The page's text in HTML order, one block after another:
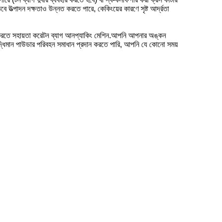
উত্পাদন দক্ষতাও উন্নত করতে পারে, কেকিংয়ের কারণে সৃষ্ট আর্দ্রতা
সহায়তা করেটন ব্যাগ আনপ্যাকিং মেশিন.আপনি আপনার অঙ্কন
পাউডার পরিবহন সমাধান প্রদান করতে পারি, আপনি যে কোনো সময়